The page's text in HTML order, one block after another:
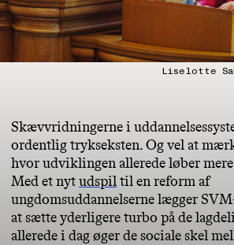
Liselotte
Skævvridningerne i
ordentlig trykseksten. Og vel at
hvor udviklingen allerede løber
Med et nytudspiltil en reform af
ungdomsuddannelserne lægger
at sætte yderligere turbo på de
allerede i dag øger de sociale skel